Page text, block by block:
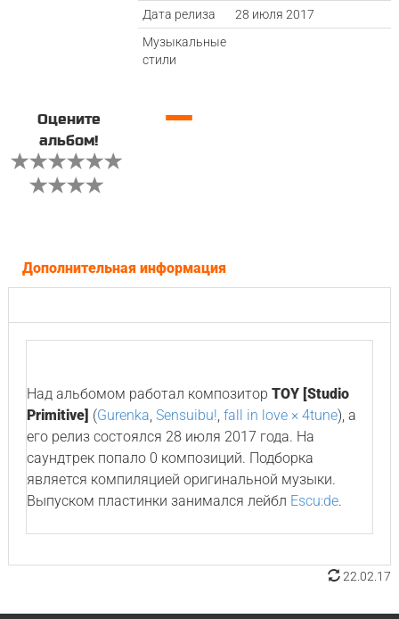
Дата релиза
28 июля 2017
Музыкальные
стили
Оцените
альбом!
—
Дополнительная информация
Над альбомом работал композитор TOY [Studio
Primitive] (Gurenka, Sensuibu!, fall in love × 4tune), а
его релиз состоялся 28 июля 2017 года. На
саундтрек попало 0 композиций. Подборка
является компиляцией оригинальной музыки.
Выпуском пластинки занимался лейбл Escu:de.
22.02.17